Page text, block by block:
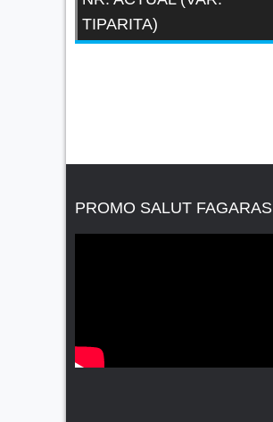
TIPARITA)
PROMO SALUT FAGARAS